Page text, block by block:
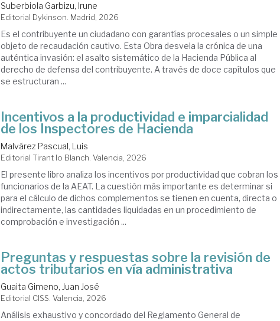
Suberbiola Garbizu, Irune
Editorial Dykinson. Madrid, 2026
Es el contribuyente un ciudadano con garantías procesales o un simple
objeto de recaudación cautivo. Esta Obra desvela la crónica de una
auténtica invasión: el asalto sistemático de la Hacienda Pública al
derecho de defensa del contribuyente. A través de doce capítulos que
se estructuran ...
Incentivos a la productividad e imparcialidad
de los Inspectores de Hacienda
Malvárez Pascual, Luis
Editorial Tirant lo Blanch. Valencia, 2026
El presente libro analiza los incentivos por productividad que cobran los
funcionarios de la AEAT. La cuestión más importante es determinar si
para el cálculo de dichos complementos se tienen en cuenta, directa o
indirectamente, las cantidades liquidadas en un procedimiento de
comprobación e investigación ...
Preguntas y respuestas sobre la revisión de
actos tributarios en vía administrativa
Guaita Gimeno, Juan José
Editorial CISS. Valencia, 2026
Análisis exhaustivo y concordado del Reglamento General de